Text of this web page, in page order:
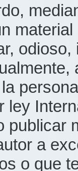
ley
publicar
a
o que